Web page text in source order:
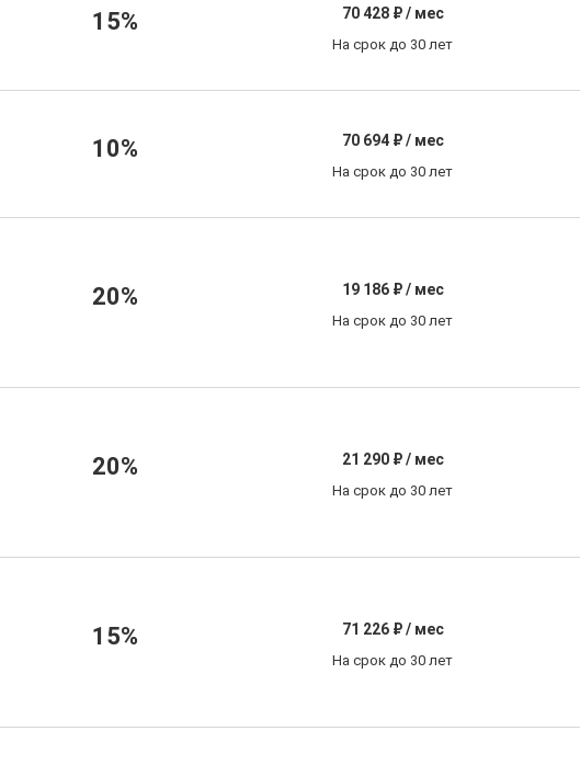
15% 70 428 ₽ / мес
На срок до 30 лет
10% 70 694 ₽ / мес
На срок до 30 лет
20% 19 186 ₽ / мес
На срок до 30 лет
20% 21 290 ₽ / мес
На срок до 30 лет
15% 71 226 ₽ / мес
На срок до 30 лет